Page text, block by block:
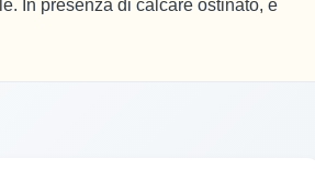
In presenza di calcare ostinato, è